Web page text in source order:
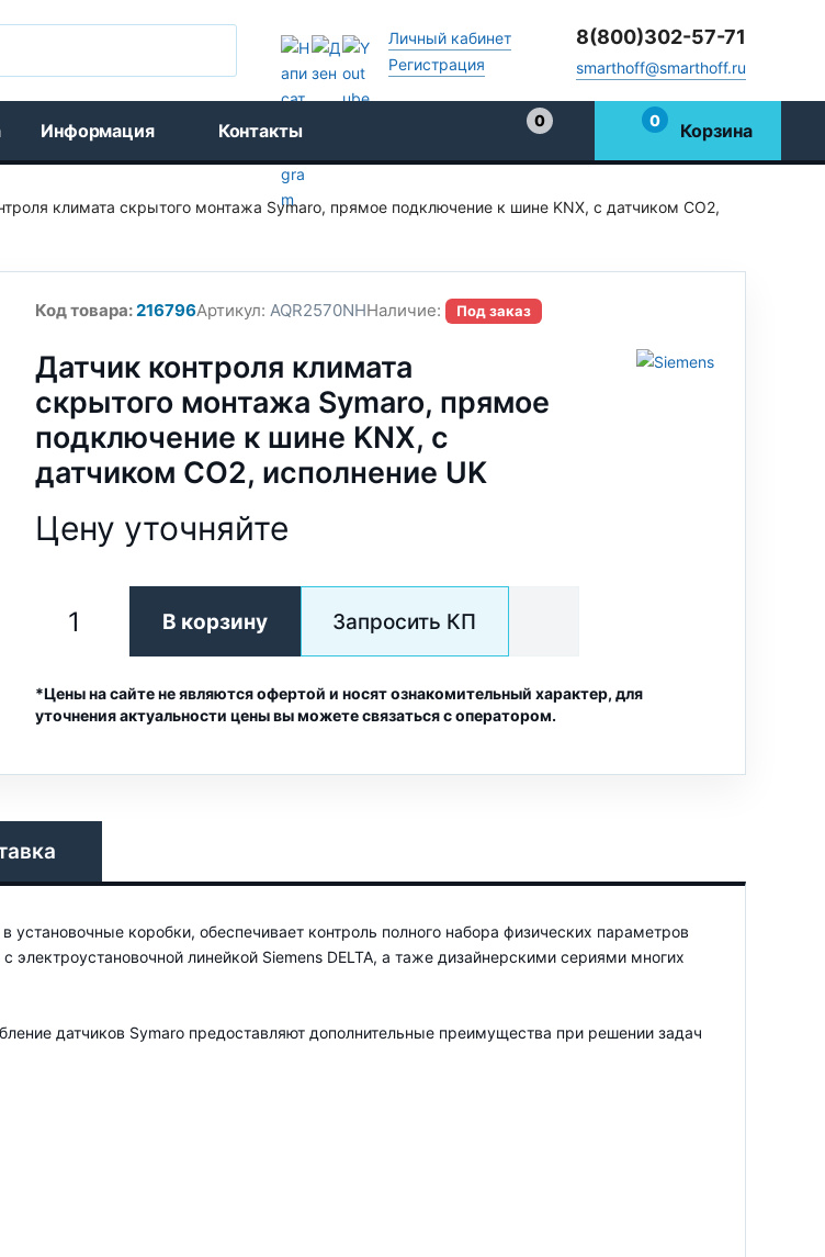
Личный кабинет
Регистрация
8(800)302-57-71
smarthoff@smarthoff.ru
Информация Контакты
0
0 Корзина
климата скрытого монтажа Symaro, прямое подключение к шине KNX, с датчиком CO2,
Код товара:216796Артикул: AQR2570NHНаличие: Под заказ
Датчик контроля климата
скрытого монтажа Symaro, прямое
подключение к шине KNX, с
датчиком CO2, исполнение UK
Цену уточняйте
В корзину Запросить КП
*Цены на сайте не являются офертой и носят ознакомительный характер, для
уточнения актуальности цены вы можете связаться с оператором.
коробки, обеспечивает контроль полного набора физических параметров
линейкой Siemens DELTA, а таже дизайнерскими сериями многих
датчиков Symaro предоставляют дополнительные преимущества при решении задач